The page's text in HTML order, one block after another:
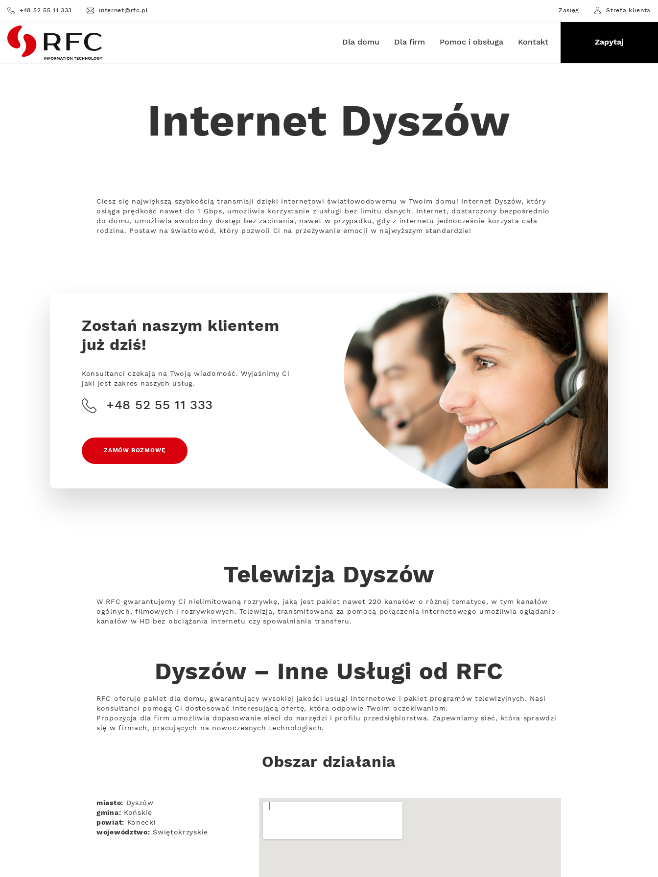
+48 52 55 11 333 internet@rfc.pl Zasięg Strefa klienta
RFC Dla domu Dla firm Pomoc i obsługa Kontakt Zapytaj
Internet Dyszów
Ciesz się największą szybkością transmisji dzięki internetowi światłowodowemu w Twoim domu! Internet Dyszów, który
osiąga prędkość nawet do 1 Gbps, umożliwia korzystanie z usługi bez limitu danych. Internet, dostarczony bezpośrednio
do domu, umożliwia swobodny dostęp bez zacinania, nawet w przypadku, gdy z internetu jednocześnie korzysta cała
rodzina. Postaw na światłowód, który pozwoli Ci na przeżywanie emocji w najwyższym standardzie!
Zostań naszym klientem
już dziś!
Konsultanci czekają na Twoją wiadomość. Wyjaśnimy Ci
jaki jest zakres naszych usług.
+48 52 55 11 333
ZAMÓW ROZMOWĘ
Telewizja Dyszów
W RFC gwarantujemy Ci nielimitowaną rozrywkę, jaką jest pakiet nawet 220 kanałów o różnej tematyce, w tym kanałów
ogólnych, filmowych i rozrywkowych. Telewizja, transmitowana za pomocą połączenia internetowego umożliwia oglądanie
kanałów w HD bez obciążania internetu czy spowalniania transferu.
Dyszów – Inne Usługi od RFC
RFC oferuje pakiet dla domu, gwarantujący wysokiej jakości usługi internetowe i pakiet programów telewizyjnych. Nasi
konsultanci pomogą Ci dostosować interesującą ofertę, która odpowie Twoim oczekiwaniom.
Propozycja dla firm umożliwia dopasowanie sieci do narzędzi i profilu przedsiębiorstwa. Zapewniamy sieć, która sprawdzi
się w firmach, pracujących na nowoczesnych technologiach.
Obszar działania
miasto: Dyszów
gmina: Końskie
powiat: Konecki
województwo: Świętokrzyskie